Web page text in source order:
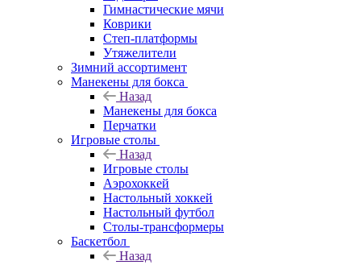
Гимнастические мячи
Коврики
Степ-платформы
Утяжелители
Зимний ассортимент
Манекены для бокса
Назад
Манекены для бокса
Перчатки
Игровые столы
Назад
Игровые столы
Аэрохоккей
Настольный хоккей
Настольный футбол
Столы-трансформеры
Баскетбол
Назад